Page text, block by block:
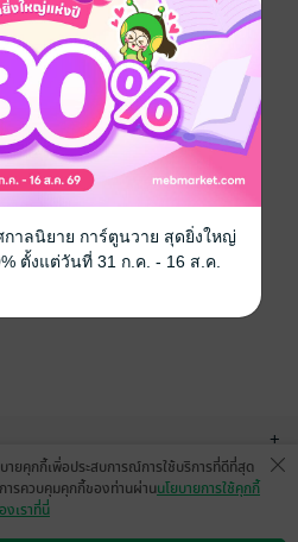
+
ายคุกกี้เพื่อประสบการณ์การใช้บริการที่ดีที่สุด
ารควบคุมคุกกี้ของท่านผ่านนโยบายการใช้คุกกี้
งเราที่นี่
กาลนิยาย การ์ตูนวาย สุดยิ่งใหญ่
ตั้งแต่วันที่ 31 ก.ค. - 16 ส.ค.